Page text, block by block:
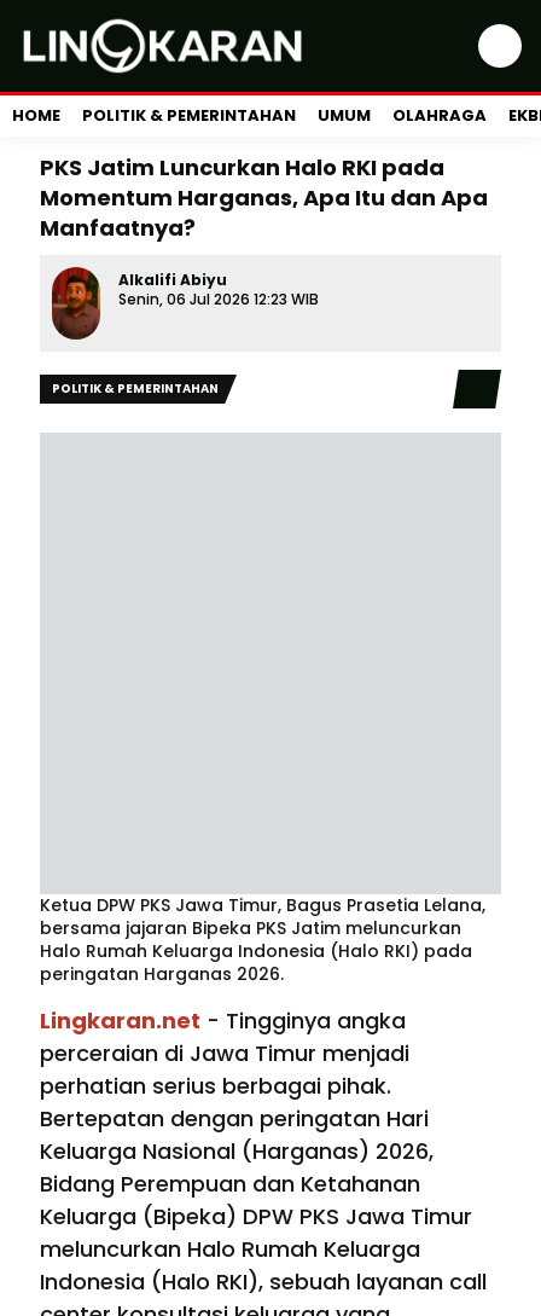
HOME POLITIK & PEMERINTAHAN UMUM OLAHRAGA
PKS Jatim Luncurkan Halo RKI pada
Momentum Harganas, Apa Itu dan Apa
Manfaatnya?
Alkalifi Abiyu
Senin, 06 Jul 2026 12:23 WIB
POLITIK & PEMERINTAHAN
Ketua DPW PKS Jawa Timur, Bagus Prasetia Lelana,
bersama jajaran Bipeka PKS Jatim meluncurkan
Halo Rumah Keluarga Indonesia (Halo RKI) pada
peringatan Harganas 2026.
Lingkaran.net - Tingginya angka
perceraian di Jawa Timur menjadi
perhatian serius berbagai pihak.
Bertepatan dengan peringatan Hari
Keluarga Nasional (Harganas) 2026,
Bidang Perempuan dan Ketahanan
Keluarga (Bipeka) DPW PKS Jawa Timur
meluncurkan Halo Rumah Keluarga
Indonesia (Halo RKI), sebuah layanan call